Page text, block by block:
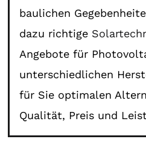
baulichen
dazu richtige
Angebote für
unterschiedlichen
für Sie optimalen
Qualität, Preis und